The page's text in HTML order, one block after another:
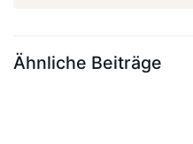
Ähnliche Beiträge